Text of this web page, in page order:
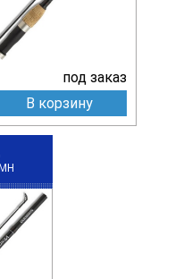
под заказ
В корзину